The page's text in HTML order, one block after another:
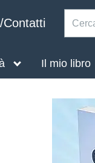
Contatti
Il mio libro